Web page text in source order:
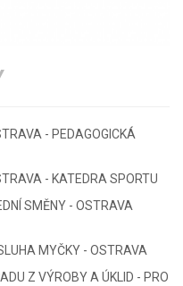
- PEDAGOGICKÁ
- KATEDRA SPORTU
SMĚNY - OSTRAVA
MYČKY - OSTRAVA
Z VÝROBY A ÚKLID - PRO